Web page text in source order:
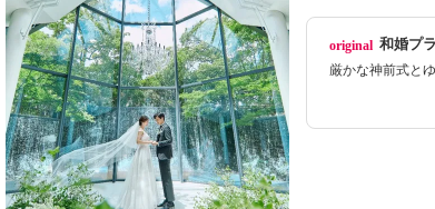
和婚プ
厳かな神前式と